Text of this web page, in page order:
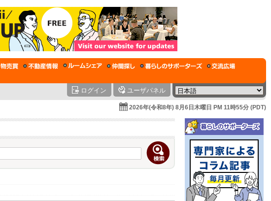
ログイン ユーザパネル
2026年(令和8年) 8月6日木曜日 PM 11時55分 (PDT)